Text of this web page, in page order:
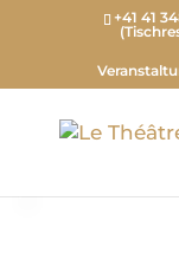
+41 41